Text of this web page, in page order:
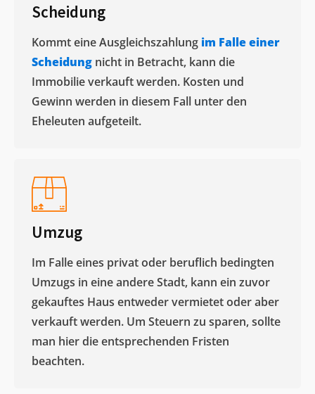
Scheidung
Kommt eine Ausgleichszahlung im Falle einer
Scheidung nicht in Betracht, kann die
Immobilie verkauft werden. Kosten und
Gewinn werden in diesem Fall unter den
Eheleuten aufgeteilt.​
Umzug
Im Falle eines privat oder beruflich bedingten
Umzugs in eine andere Stadt, kann ein zuvor
gekauftes Haus entweder vermietet oder aber
verkauft werden. Um Steuern zu sparen, sollte
man hier die entsprechenden Fristen
beachten.